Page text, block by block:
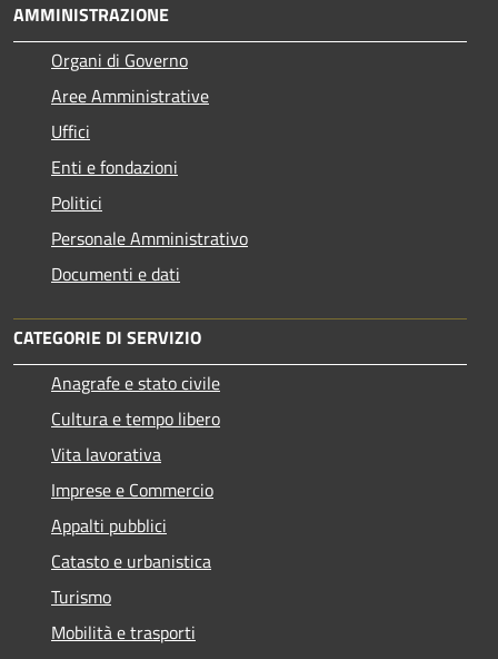
AMMINISTRAZIONE
Organi di Governo
Aree Amministrative
Uffici
Enti e fondazioni
Politici
Personale Amministrativo
Documenti e dati
CATEGORIE DI SERVIZIO
Anagrafe e stato civile
Cultura e tempo libero
Vita lavorativa
Imprese e Commercio
Appalti pubblici
Catasto e urbanistica
Turismo
Mobilità e trasporti